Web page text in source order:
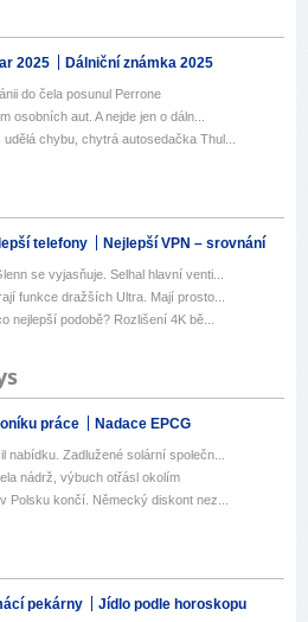
2025 Dálniční známka 2025
do čela posunul Perrone
osobních aut. A nejde jen o dáln...
chybu, chytrá autosedačka Thul...
telefony Nejlepší VPN – srovnání
se vyjasňuje. Selhal hlavní venti...
funkce dražších Ultra. Mají prosto...
nejlepší podobě? Rozlišení 4K bě...
práce Nadace EPCG
nabídku. Zadlužené solární společn...
nádrž, výbuch otřásl okolím
Polsku končí. Německý diskont nez...
pekárny Jídlo podle horoskopu